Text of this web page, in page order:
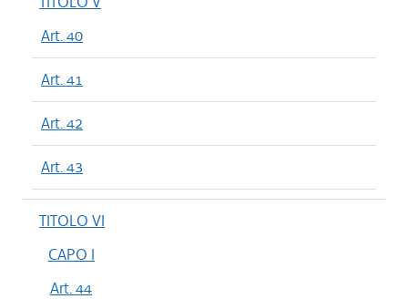
Art. 40
Art. 41
Art. 42
Art. 43
TITOLO VI
CAPO I
Art. 44